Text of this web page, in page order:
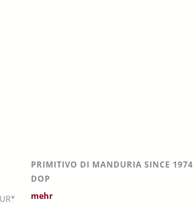
PRIMITIVO DI MANDURIA SINCE 1974
DOP
mehr